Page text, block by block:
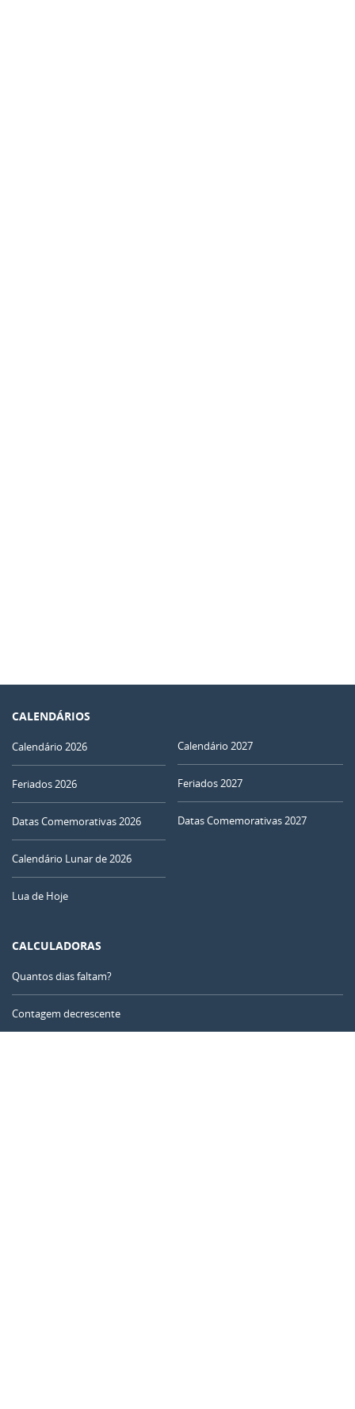
CALENDÁRIOS
Calendário 2026
Feriados 2026
Datas Comemorativas 2026
Calendário Lunar de 2026
Lua de Hoje
Calendário 2027
Feriados 2027
Datas Comemorativas 2027
CALCULADORAS
Quantos dias faltam?
Contagem decrescente